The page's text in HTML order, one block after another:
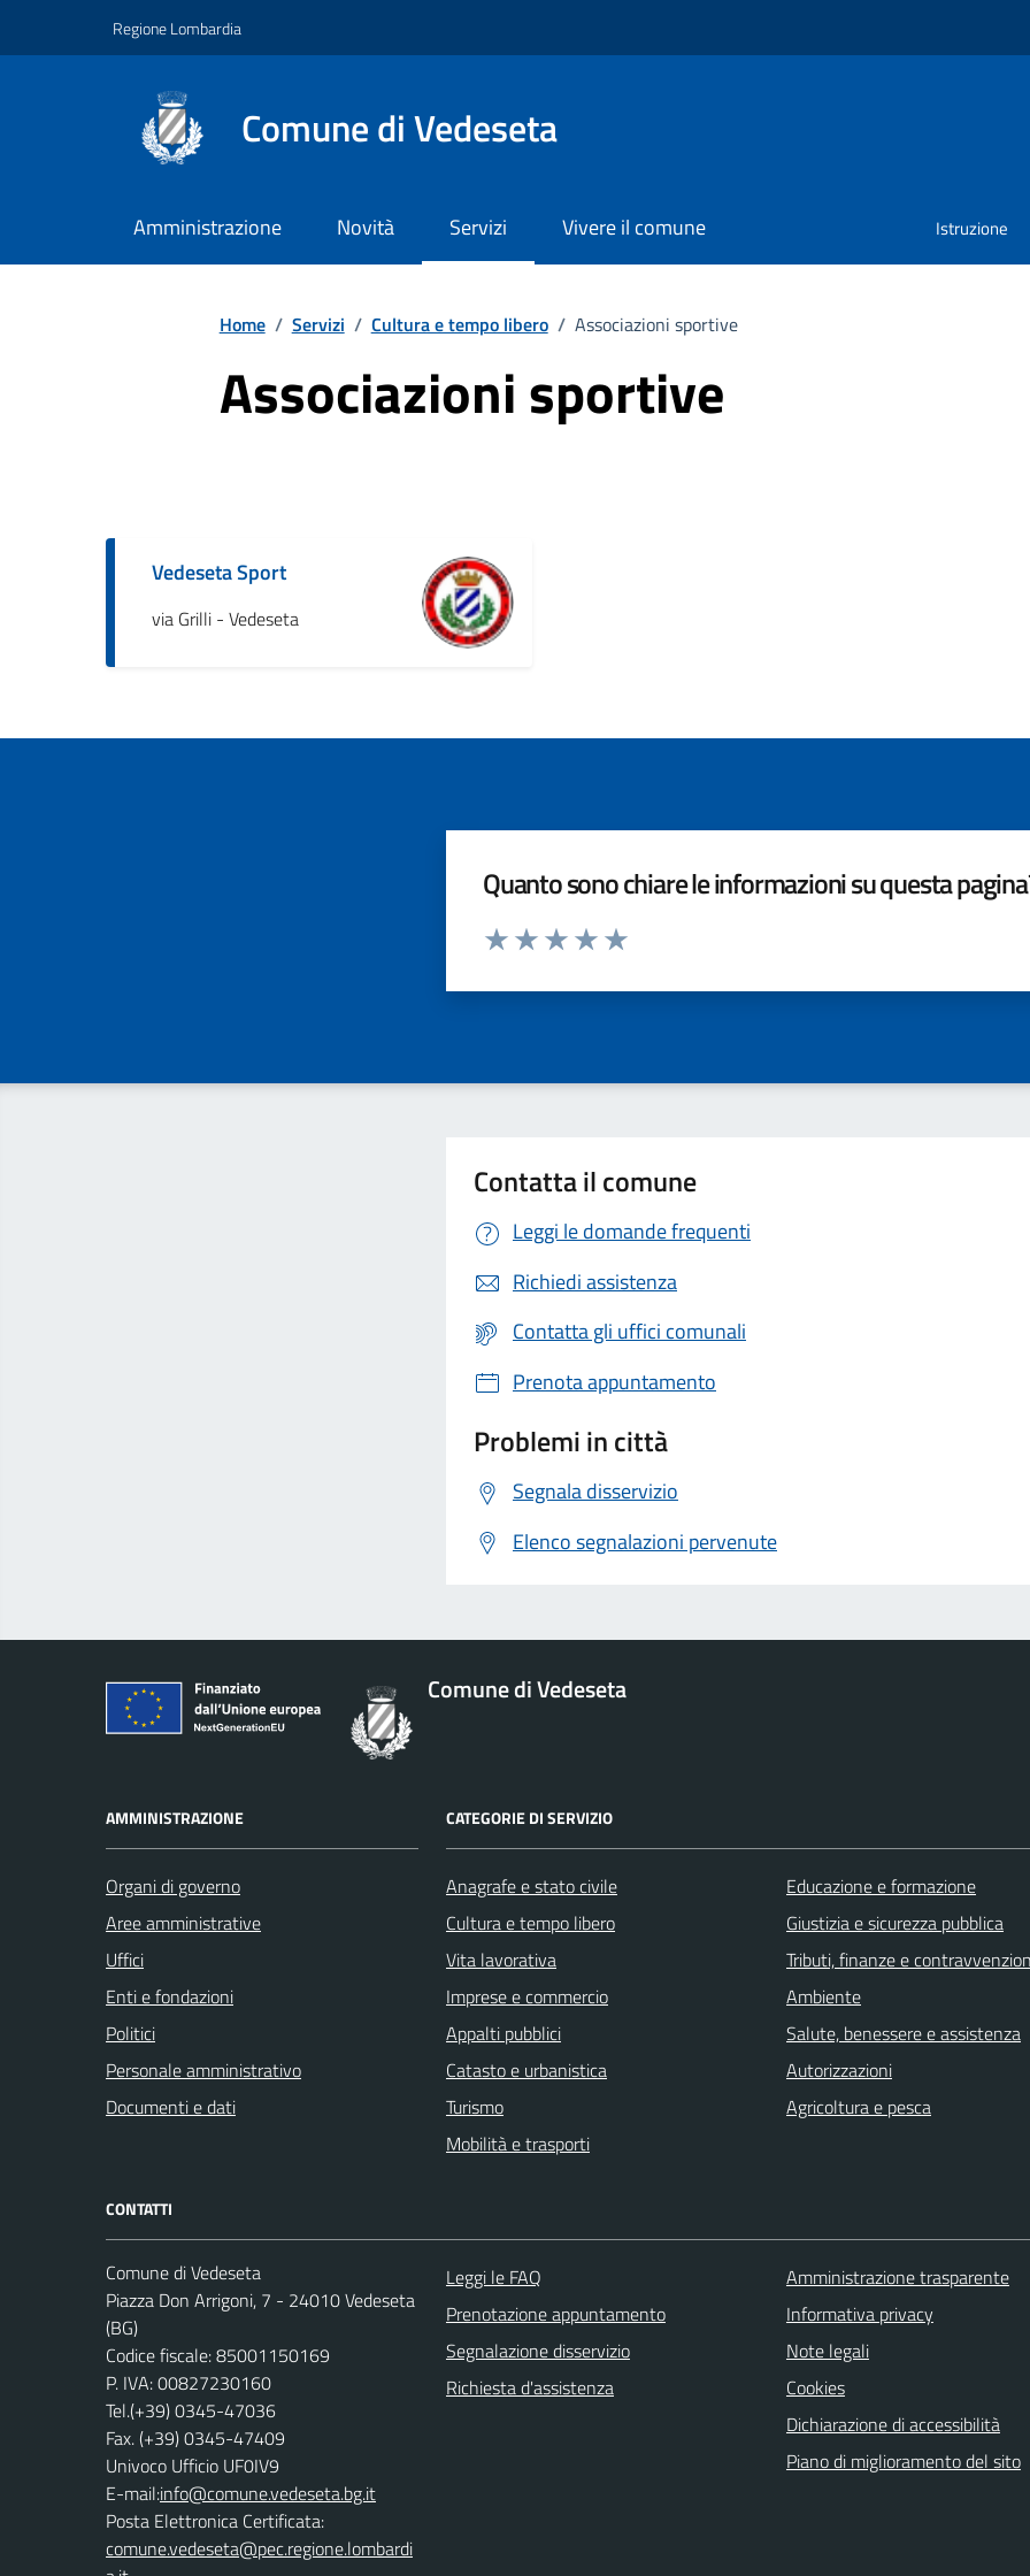
Regione Lombardia
Comune di Vedeseta
Amministrazione Novità Servizi Vivere il comune Istruzione
Home / Servizi / Cultura e tempo libero / Associazioni sportive
Associazioni sportive
Vedeseta Sport
via Grilli - Vedeseta
Quanto sono chiare le informazioni su questa
Valuta da 1 a 5 stelle la pagina
Contatta il comune
Leggi le domande frequenti
Richiedi assistenza
Contatta gli uffici comunali
Prenota appuntamento
Problemi in città
Segnala disservizio
Elenco segnalazioni pervenute
Comune di Vedeseta
AMMINISTRAZIONE
Organi di governo
Aree amministrative
Uffici
Enti e fondazioni
Politici
Personale amministrativo
Documenti e dati
CATEGORIE DI SERVIZIO
Anagrafe e stato civile
Cultura e tempo libero
Vita lavorativa
Imprese e commercio
Appalti pubblici
Catasto e urbanistica
Turismo
Mobilità e trasporti
Educazione e formazione
Giustizia e sicurezza pubblica
Tributi, finanze e
Ambiente
Salute, benessere e assistenza
Autorizzazioni
Agricoltura e pesca
CONTATTI
Comune di Vedeseta
Piazza Don Arrigoni, 7 - 24010 Vedeseta
(BG)
Codice fiscale: 85001150169
P. IVA: 00827230160
Tel.(+39) 0345-47036
Fax. (+39) 0345-47409
Univoco Ufficio UF0IV9
E-mail:info@comune.vedeseta.bg.it
Posta Elettronica Certificata:
comune.vedeseta@pec.regione.lombardi
Leggi le FAQ
Prenotazione appuntamento
Segnalazione disservizio
Richiesta d'assistenza
Amministrazione trasparente
Informativa privacy
Note legali
Cookies
Dichiarazione di accessibilità
Piano di miglioramento del sito